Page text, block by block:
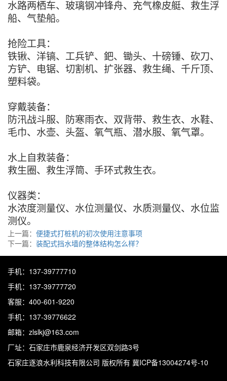
水路两栖车、玻璃钢冲锋舟、充气橡皮艇、救生浮
船、气垫船。
抢险工具：
铁锹、洋镐、工兵铲、鈀、锄头、十磅锤、砍刀、
方铲、电锯、切割机、扩张器、救生绳、千斤顶、
塑料袋。
穿戴装备：
防汛战斗服、防寒雨衣、双背带、救生衣、水鞋、
毛巾、水壶、头盔、氧气瓶、潜水服、氧气罩。
水上自救装备：
救生圈、救生浮筒、手环式救生衣。
仪器类：
水浓度测量仪、水位测量仪、水质测量仪、水位监
测仪。
上一篇： 便捷式打桩机的初次使用注意事项
下一篇： 装配式挡水墙的整体结构怎么样？
手机：137-39777710
手机：137-39777720
客服：400-601-9220
手机：137-39776622
邮箱：zlslkj@163.com
厂址：石家庄市鹿泉经济开发区双剑路3号
石家庄逐浪水利科技有限公司 版权所有 冀ICP备13004274号-10